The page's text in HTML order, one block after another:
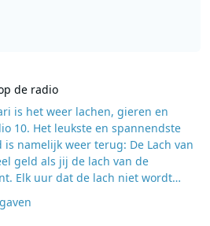
de radio
is het weer lachen, gieren en
10. Het leukste en spannendste
namelijk weer terug: De Lach van
geld als jij de lach van de
Elk uur dat de lach niet wordt
euro méér waard. Dus raad je
van 10. De winnares van de